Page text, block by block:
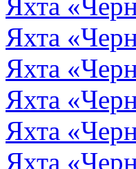
Яхта
Яхта
Яхта
Яхта
Яхта